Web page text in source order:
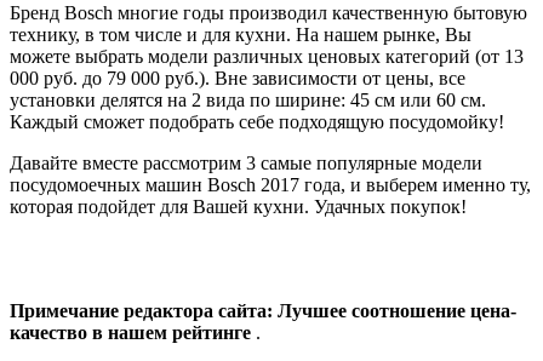
Бренд Bosch многие годы производил качественную бытовую
технику, в том числе и для кухни. На нашем рынке, Вы
можете выбрать модели различных ценовых категорий (от 13
000 руб. до 79 000 руб.). Вне зависимости от цены, все
установки делятся на 2 вида по ширине: 45 см или 60 см.
Каждый сможет подобрать себе подходящую посудомойку!
Давайте вместе рассмотрим 3 самые популярные модели
посудомоечных машин Bosch 2017 года, и выберем именно ту,
которая подойдет для Вашей кухни. Удачных покупок!
Примечание редактора сайта: Лучшее соотношение цена-
качество в нашем рейтинге .